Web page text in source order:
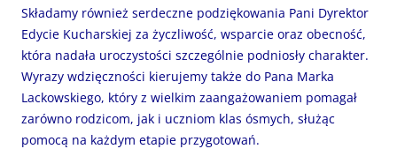
Składamy również serdeczne podziękowania Pani Dyrektor
Edycie Kucharskiej za życzliwość, wsparcie oraz obecność,
która nadała uroczystości szczególnie podniosły charakter.
Wyrazy wdzięczności kierujemy także do Pana Marka
Lackowskiego, który z wielkim zaangażowaniem pomagał
zarówno rodzicom, jak i uczniom klas ósmych, służąc
pomocą na każdym etapie przygotowań.